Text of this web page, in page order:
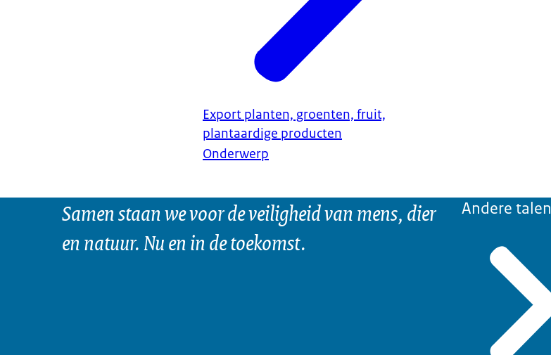
Export planten, groenten, fruit,
plantaardige producten
Onderwerp
Samen staan we voor de veiligheid van mens, dier
en natuur. Nu en in de toekomst.
Andere talen